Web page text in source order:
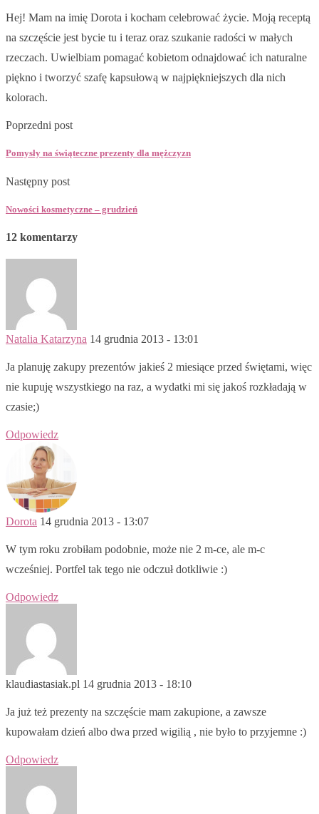
Hej! Mam na imię Dorota i kocham celebrować życie. Moją receptą
na szczęście jest bycie tu i teraz oraz szukanie radości w małych
rzeczach. Uwielbiam pomagać kobietom odnajdować ich naturalne
piękno i tworzyć szafę kapsułową w najpiękniejszych dla nich
kolorach.
Poprzedni post
Pomysły na świąteczne prezenty dla mężczyzn
Następny post
Nowości kosmetyczne – grudzień
12 komentarzy
Natalia Katarzyna 14 grudnia 2013 - 13:01
Ja planuję zakupy prezentów jakieś 2 miesiące przed świętami, więc
nie kupuję wszystkiego na raz, a wydatki mi się jakoś rozkładają w
czasie;)
Odpowiedz
Dorota 14 grudnia 2013 - 13:07
W tym roku zrobiłam podobnie, może nie 2 m-ce, ale m-c
wcześniej. Portfel tak tego nie odczuł dotkliwie :)
Odpowiedz
klaudiastasiak.pl 14 grudnia 2013 - 18:10
Ja już też prezenty na szczęście mam zakupione, a zawsze
kupowałam dzień albo dwa przed wigilią , nie było to przyjemne :)
Odpowiedz